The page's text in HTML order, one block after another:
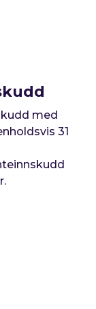
med
31